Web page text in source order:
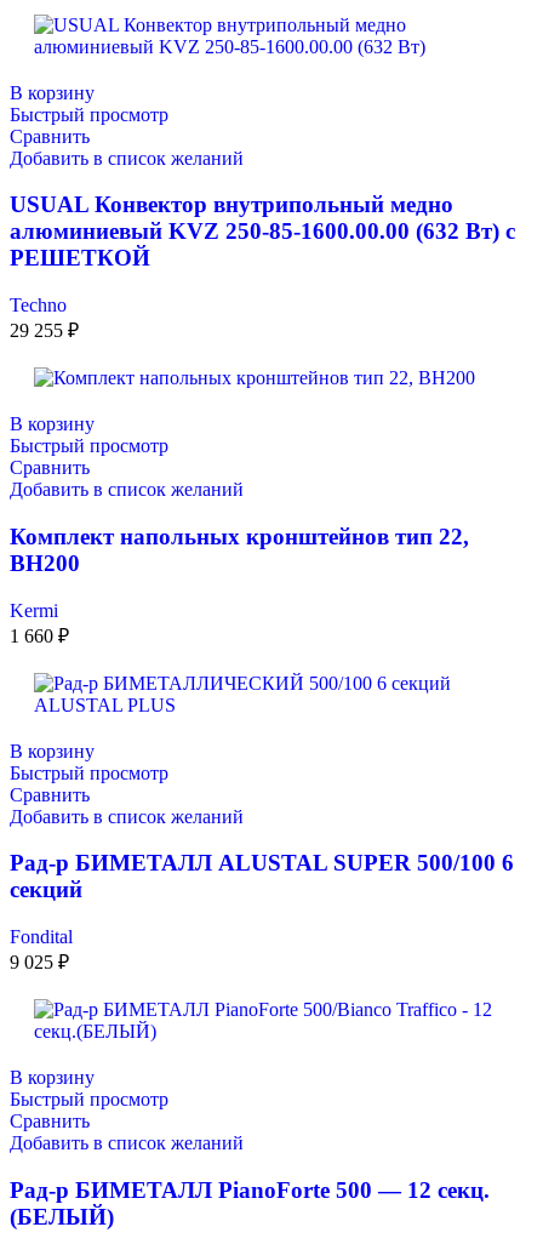
В корзину
Быстрый просмотр
Сравнить
Добавить в список желаний
USUAL Конвектор внутрипольный медно
алюминиевый KVZ 250-85-1600.00.00 (632 Вт) с
РЕШЕТКОЙ
Techno
29 255 ₽
В корзину
Быстрый просмотр
Сравнить
Добавить в список желаний
Комплект напольных кронштейнов тип 22,
ВН200
Kermi
1 660 ₽
В корзину
Быстрый просмотр
Сравнить
Добавить в список желаний
Рад-р БИМЕТАЛЛ ALUSTAL SUPER 500/100 6
секций
Fondital
9 025 ₽
В корзину
Быстрый просмотр
Сравнить
Добавить в список желаний
Рад-р БИМЕТАЛЛ PianoForte 500 — 12 секц.
(БЕЛЫЙ)